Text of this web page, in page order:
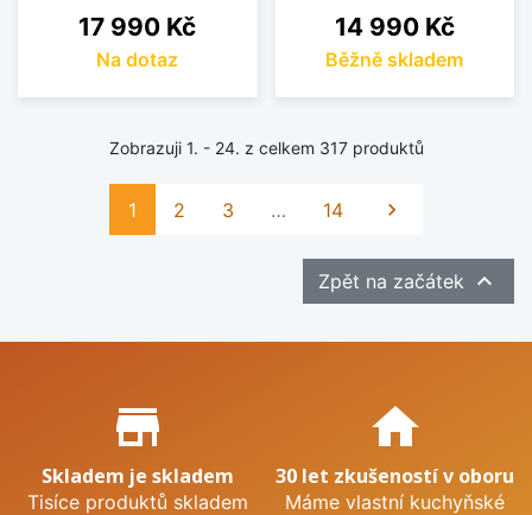
Cena
17 990 Kč
Na dotaz
Cena
14 990 Kč
Běžně skladem
Zobrazuji 1. - 24. z celkem 317 produktů
1 2 3 … 14 Další

Zpět na začátek 
Proč nakupovat u nás?
store_mall_directory
Skladem je skladem
Tisíce produktů skladem
home
30 let zkušeností v oboru
Máme vlastní kuchyňské